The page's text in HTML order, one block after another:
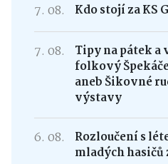
7. 08. Kdo stojí za KS
7. 08.
Tipy na pátek
folkový
aneb Šikovné
výstavy
6. 08.
Rozloučení s
mladých hasičů